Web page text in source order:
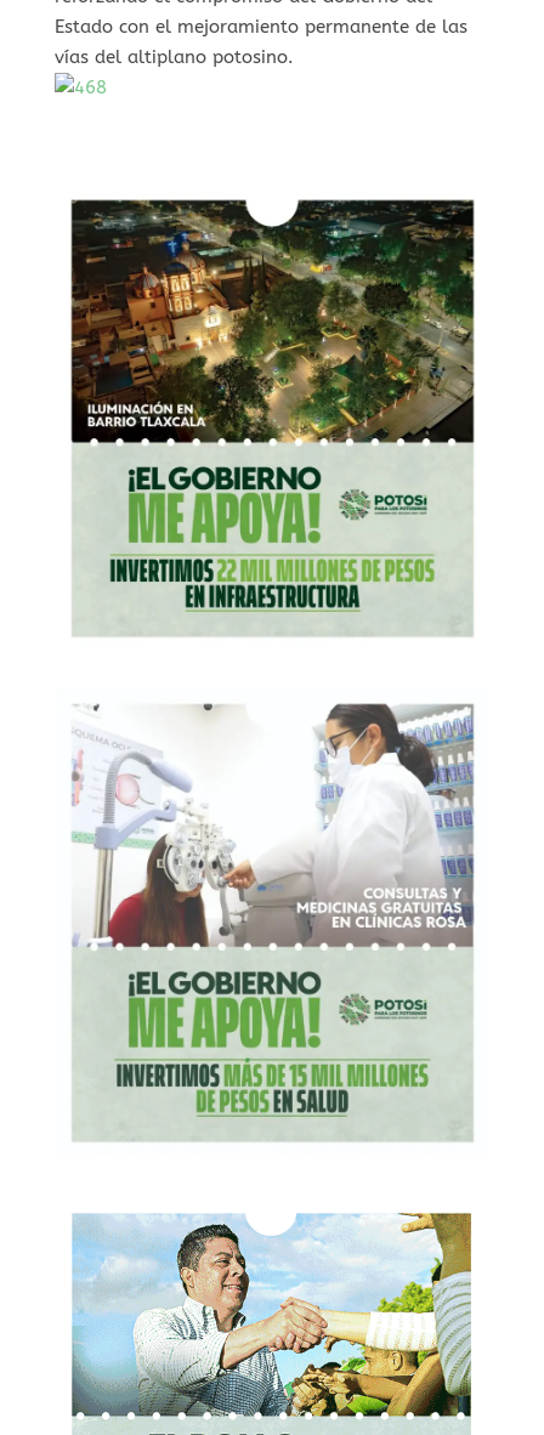
Estado con el mejoramiento permanente de las
vías del altiplano potosino.